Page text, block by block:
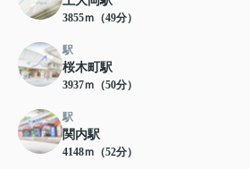
3855ｍ（49分）
駅
桜木町駅
3937ｍ（50分）
駅
関内駅
4148ｍ（52分）